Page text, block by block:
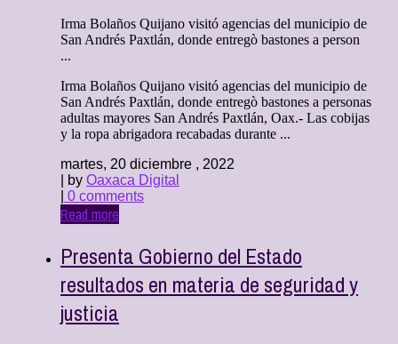
Irma Bolaños Quijano visitó agencias del municipio de
San Andrés Paxtlán, donde entregò bastones a person
...
Irma Bolaños Quijano visitó agencias del municipio de
San Andrés Paxtlán, donde entregò bastones a personas
adultas mayores San Andrés Paxtlán, Oax.- Las cobijas
y la ropa abrigadora recabadas durante ...
martes, 20 diciembre , 2022
| by Oaxaca Digital
0 comments
Read more
Presenta Gobierno del Estado
resultados en materia de seguridad y
justicia